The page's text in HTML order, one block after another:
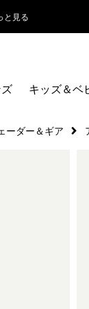
と見る
キッズ＆ベ
ーダー＆ギア